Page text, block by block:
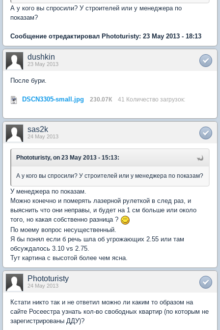
А у кого вы спросили? У строителей или у менеджера по
показам?
Сообщение отредактировал Phototuristy: 23 May 2013 - 18:13
dushkin
23 May 2013
После бури.
DSCN3305-small.jpg 230.07К 41 Количество загрузок:
sas2k
24 May 2013
Phototuristy, on 23 May 2013 - 15:13:
А у кого вы спросили? У строителей или у менеджера по показам?
У менеджера по показам.
Можно конечно и померять лазерной рулеткой в след раз, и
выяснить что они неправы, и будет на 1 см больше или около
того, но какая собственно разница ?
По моему вопрос несущественный.
Я бы понял если б речь шла об угрожающих 2.55 или там
обсуждалось 3.10 vs 2.75.
Тут картина с высотой более чем ясна.
Phototuristy
24 May 2013
Кстати никто так и не ответил можно ли каким то образом на
сайте Росеестра узнать кол-во свободных квартир (по которым не
зарегистрированы ДДУ)?